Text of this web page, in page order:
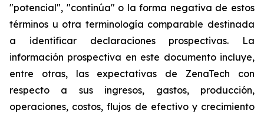
"potencial", "continúa" o la forma negativa de estos
términos u otra terminología comparable destinada
a identificar declaraciones prospectivas. La
información prospectiva en este documento incluye,
entre otras, las expectativas de ZenaTech con
respecto a sus ingresos, gastos, producción,
operaciones, costos, flujos de efectivo y crecimiento